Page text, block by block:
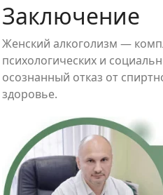
Заключение
Женский алкоголизм —
психологических и
осознанный отказ от
здоровье.